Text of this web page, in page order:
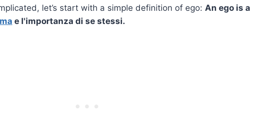
let’s start with a simple definition of ego: An ego is a
e l'importanza di se stessi.